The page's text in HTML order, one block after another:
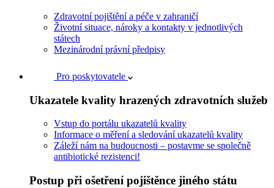
Zdravotní pojištění a péče v zahraničí
Životní situace, nároky a kontakty v jednotlivých
státech
Mezinárodní právní předpisy
Pro poskytovatele
Ukazatele kvality hrazených zdravotních služeb
Vstup do portálu ukazatelů kvality
Informace o měření a sledování ukazatelů kvality
Záleží nám na budoucnosti – postavme se společně
antibiotické rezistenci!
Postup při ošetření pojištěnce jiného státu